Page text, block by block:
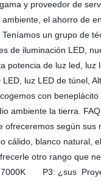
y proveedor de
el ahorro de
un grupo de
de iluminación LED,
de luz led,
luz LED de túnel,
con
ambiente la tierra.
ofreceremos
cálido, blanco natural,
otro rango que
7000K P3: ¿sus